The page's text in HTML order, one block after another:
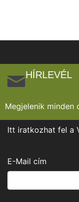
HÍRLEVÉL
Megjelenik minden
Itt iratkozhat fel a
E-Mail cím